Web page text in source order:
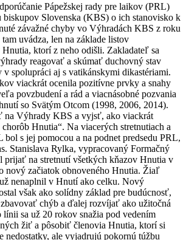
Pápežskej rady pre laikov (PRL)
biskupov Slovenska (KBS) o ich stanovisko k
závažné chyby vo Výhradách KBS z roku
tam uvádza, len na základe listov
ktorí z neho odišli. Zakladateľ sa
reagovať a skúmať duchovný stav
spolupráci aj s vatikánskymi dikastériami.
viackrát ocenila pozitívne prvky a snahy
povzbudení a rád a viacnásobné pozvania
so Svätým Otcom (1998, 2006, 2014).
na Výhrady KBS a vyjsť, ako viackrát
Hnutia“. Na viacerých stretnutiach a
bol s jej pomocou a na podnet predsedu PRL,
Stanislava Rylka, vypracovaný Formačný
prijať na stretnutí všetkých kňazov Hnutia v
nový začiatok obnoveného Hnutia. Žiaľ
nenaplnil v Hnutí ako celku. Nový
však ako solídny základ pre budúcnosť,
chýb a ďalej rozvíjať ako užitočná
sa už 20 rokov snažia pod vedením
žiť a pôsobiť členovia Hnutia, ktorí si
nedostatky, ale vyjadrujú pokornú túžbu